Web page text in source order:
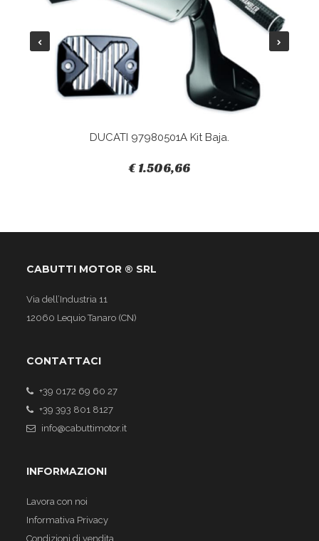
DUCATI 97980501A Kit Baja.
€ 1.506,66
CABUTTI MOTOR ® SRL
Via dell’Industria 11
12060 Lequio Tanaro (CN)
CONTATTACI
+39 0172 69 60 27
+39 393 801 8127
info@cabuttimotor.it
INFORMAZIONI
Lavora con noi
Informativa Privacy
Condizioni di vendita